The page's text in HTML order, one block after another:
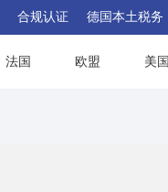
合规认证 德国本土税务
法国 欧盟 美